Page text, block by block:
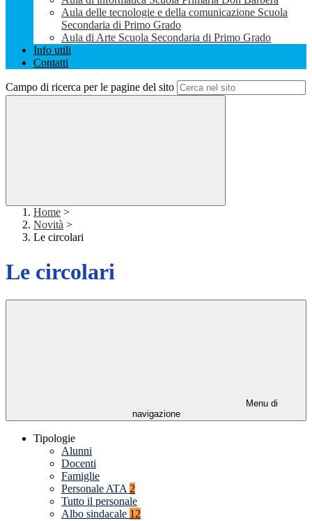
Aula delle tecnologie e della comunicazione Scuola
Secondaria di Primo Grado
Aula di Arte Scuola Secondaria di Primo Grado
Info utili
Contatti
Campo di ricerca per le pagine del sito
Home >
Novità >
Le circolari
Le circolari
Menu di
navigazione
Tipologie
Alunni
Docenti
Famiglie
Personale ATA 2
Tutto il personale
Albo sindacale 12